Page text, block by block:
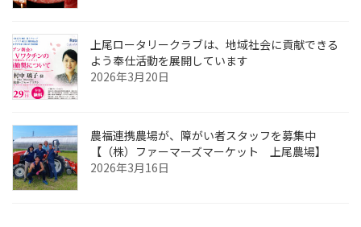
上尾ロータリークラブは、地域社会に貢献できる
よう奉仕活動を展開しています
2026年3月20日
農福連携農場が、障がい者スタッフを募集中
【（株）ファーマーズマーケット 上尾農場】
2026年3月16日